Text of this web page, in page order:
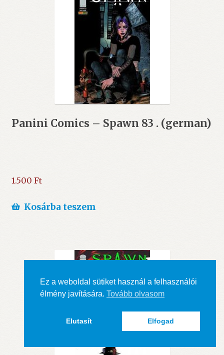
Panini Comics – Spawn 83 . (german)
1.500 Ft
Kosárba teszem
Ez a weboldal sütiket használ a felhasználói
élmény javítására. Tovább olvasom
Elutasít Elfogad